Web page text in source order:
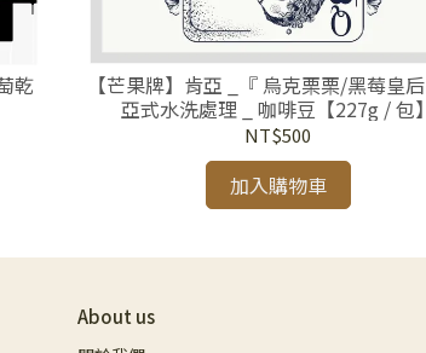
【芒果牌】肯亞 _『 烏克栗栗/黑莓皇后 』肯
亞式水洗處理 _ 咖啡豆【227g / 包】
NT$500
加入購物車
About us